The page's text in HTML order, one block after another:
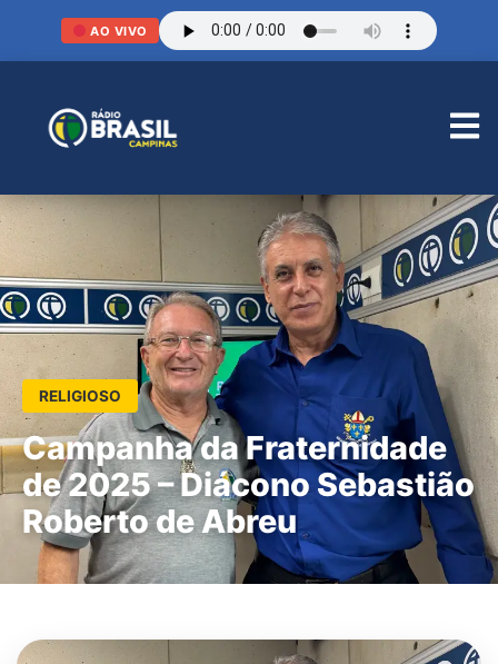
AO VIVO
RELIGIOSO
Campanha da Fraternidade
de 2025 – Diácono Sebastião
Roberto de Abreu